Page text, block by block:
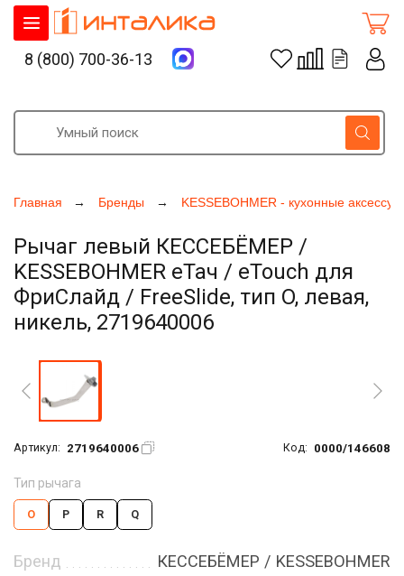
Главная Бренды KESSEBOHMER - кухонные
Рычаг левый КЕССЕБЁМЕР /
KESSEBOHMER еТач / eTouch для
ФриСлайд / FreeSlide, тип O, левая,
никель, 2719640006
Артикул: 2719640006 Код: 0000/146608
Тип рычага
O P R Q
Бренд
КЕССЕБЁМЕР / KESSEBOHMER
8 (800) 700-36-13